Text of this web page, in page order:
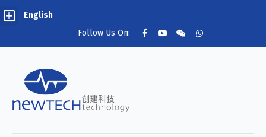
English
Follow Us On: